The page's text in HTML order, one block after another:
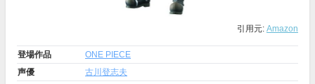
引用元: Amazon
登場作品
ONE PIECE
声優
古川登志夫